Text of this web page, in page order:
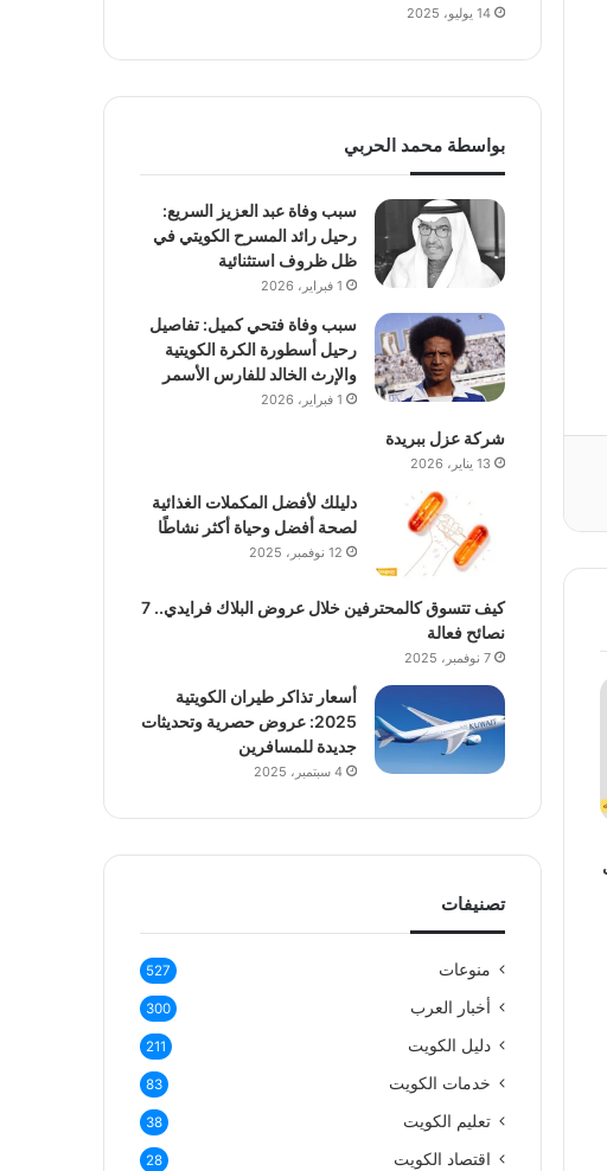
14 يوليو، 2025
بواسطة محمد الحربي
سبب وفاة عبد العزيز السريع:
رحيل رائد المسرح الكويتي في
ظل ظروف استثنائية
1 فبراير، 2026
سبب وفاة فتحي كميل: تفاصيل
رحيل أسطورة الكرة الكويتية
والإرث الخالد للفارس الأسمر
1 فبراير، 2026
شركة عزل ببريدة
13 يناير، 2026
دليلك لأفضل المكملات الغذائية
لصحة أفضل وحياة أكثر نشاطًا
12 نوفمبر، 2025
كيف تتسوق كالمحترفين خلال عروض البلاك فرايدي.. 7
نصائح فعالة
7 نوفمبر، 2025
أسعار تذاكر طيران الكويتية
2025: عروض حصرية وتحديثات
جديدة للمسافرين
4 سبتمبر، 2025
تصنيفات
منوعات 527
أخبار العرب 300
دليل الكويت 211
خدمات الكويت 83
تعليم الكويت 38
اقتصاد الكويت 28